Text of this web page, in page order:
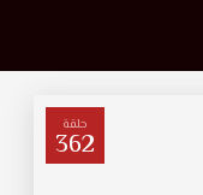
حلقة
362